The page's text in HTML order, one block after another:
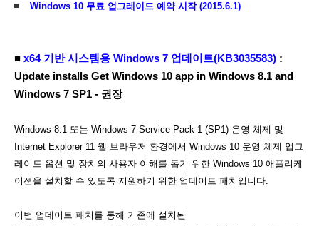
Windows 10 무료 업그레이드 예약 시작 (2015.6.1)
■ x64 기반 시스템용 Windows 7 업데이트(KB3035583) :
Update installs Get Windows 10 app in Windows 8.1 and
Windows 7 SP1 - 권장
Windows 8.1 또는 Windows 7 Service Pack 1 (SP1) 운영 체제 및
Internet Explorer 11 웹 브라우저 환경에서 Windows 10 운영 체제 업그
레이드 옵션 및 장치의 사용자 이해를 돕기 위한 Windows 10 애플리케
이션을 설치할 수 있도록 지원하기 위한 업데이트 패치입니다.
이번 업데이트 패치를 통해 기존에 설치된